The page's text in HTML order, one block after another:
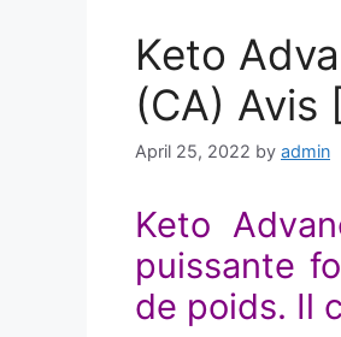
Keto
(CA) Avis
April 25, 2022 by admin
Keto
puissante
de poids. Il